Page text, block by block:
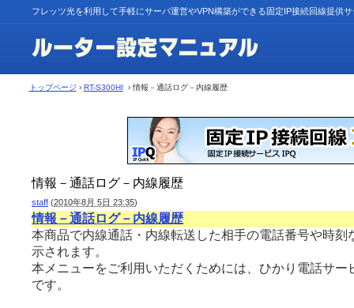
フレッツ光を利用して手軽にサーバ運営やVPN構築ができる固定IP接続回線提供
トップページ › RT-S300HI › 情報－通話ログ－内線履歴
情報－通話ログ－内線履歴
staff (2010年8月 5日 23:35)
情報－通話ログ－内線履歴
本商品で内線通話・内線転送した相手の電話番号や時刻
示されます。
本メニューをご利用いただくためには、ひかり電話サー
です。